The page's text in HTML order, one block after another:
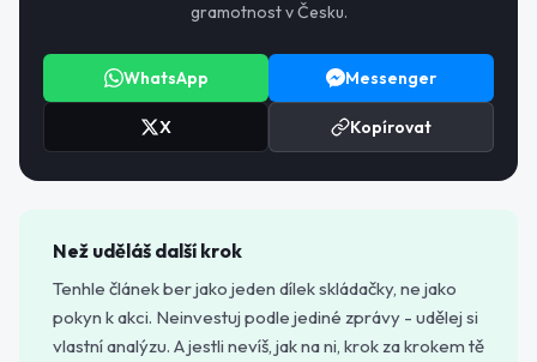
gramotnost v Česku.
WhatsApp Messenger
X Kopírovat
Než uděláš další krok
Tenhle článek ber jako jeden dílek skládačky, ne jako
pokyn k akci. Neinvestuj podle jediné zprávy - udělej si
vlastní analýzu. A jestli nevíš, jak na ni, krok za krokem tě